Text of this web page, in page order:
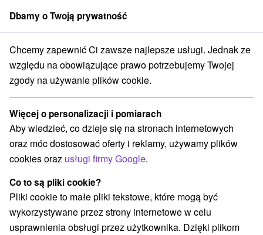
członek grupySorger
Žilinský kraj Sklené Útulná chalupa za potokom Sklené
Útulná chalupa za potokom Sklené
Sklené
Zarezerwuj przez booking
REZERWACJA I WYBÓR OFERTY
Skontaktuj się bezpośrednio z właścicielem.
Dbamy o Twoją prywatność
Chcemy zapewnić Ci zawsze najlepsze usługi. Jednak ze
względu na obowiązujące prawo potrzebujemy Twojej
zgody na używanie plików cookie.
Więcej o personalizacji i pomiarach
Aby wiedzieć, co dzieje się na stronach internetowych
oraz móc dostosować oferty i reklamy, używamy plików
cookies oraz usługi firmy Google.
Co to są pliki cookie?
Pliki cookie to małe pliki tekstowe, które mogą być
wykorzystywane przez strony internetowe w celu
usprawnienia obsługi przez użytkownika. Dzięki plikom